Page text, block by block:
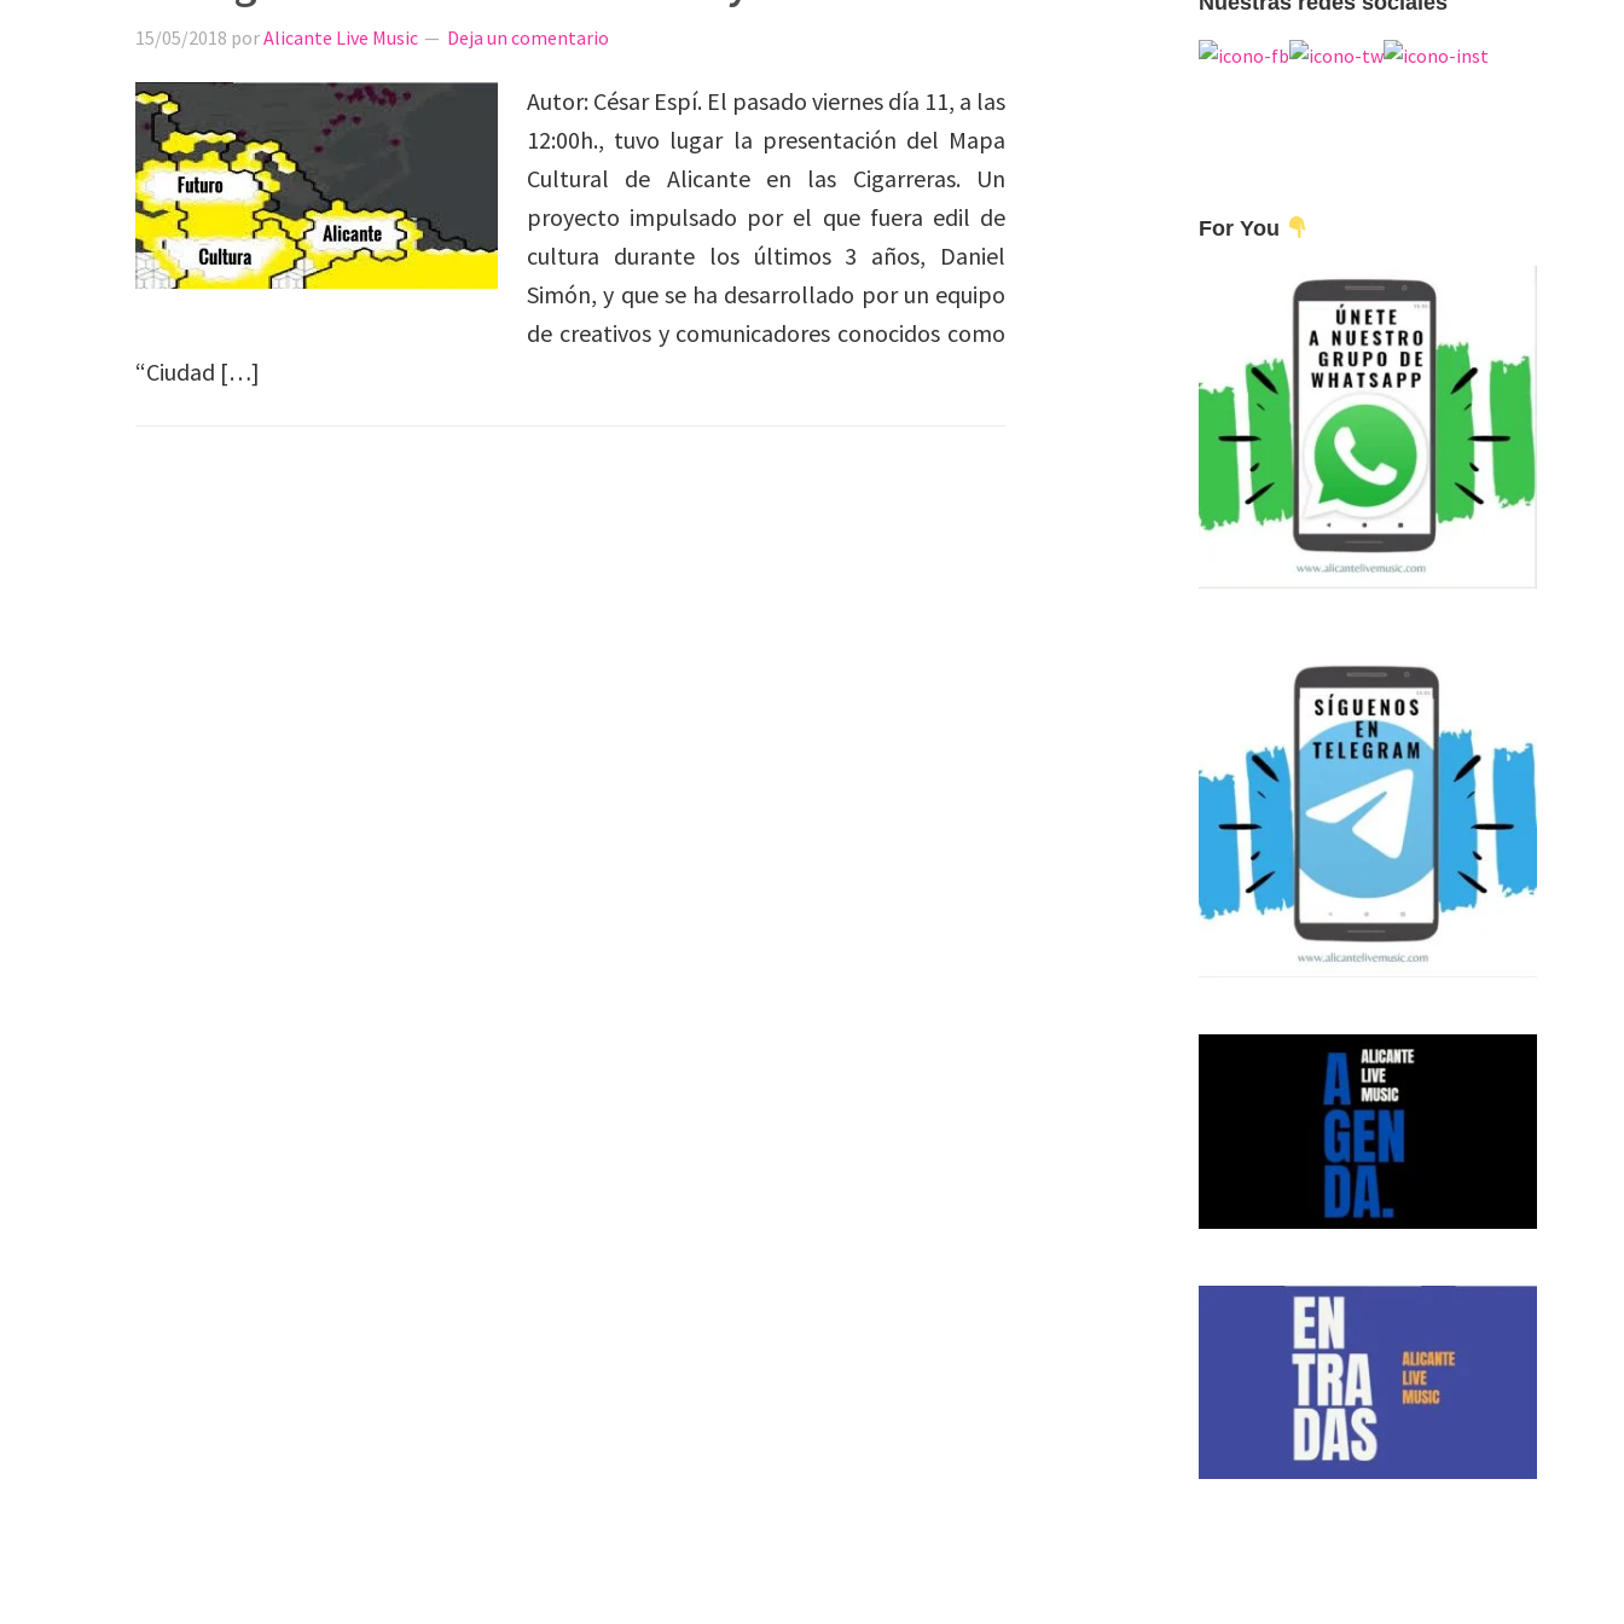
15/05/2018 porAlicante Live Music Deja un comentario
Autor: César Espí. El pasado viernes día 11, a las
12:00h., tuvo lugar la presentación del Mapa
Cultural de Alicante en las Cigarreras. Un
proyecto impulsado por el que fuera edil de
cultura durante los últimos 3 años, Daniel
Simón, y que se ha desarrollado por un equipo
de creativos y comunicadores conocidos como
“Ciudad […]
For You